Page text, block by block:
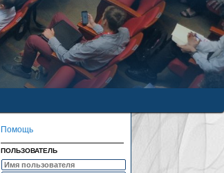
Помощь
ПОЛЬЗОВАТЕЛЬ